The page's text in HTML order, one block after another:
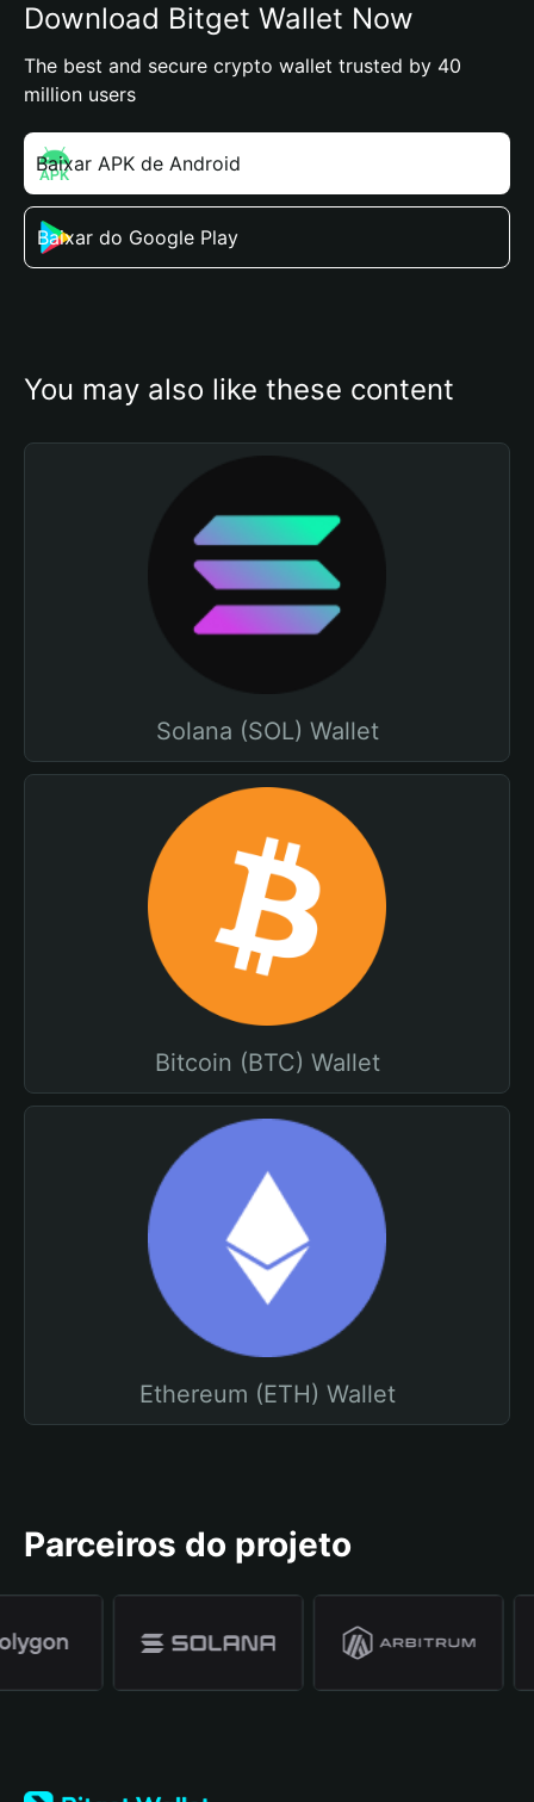
Download Bitget Wallet Now
The best and secure crypto wallet trusted by 40
million users
Baixar APK de Android
Baixar do Google Play
You may also like these content
Solana (SOL) Wallet
Bitcoin (BTC) Wallet
Ethereum (ETH) Wallet
Parceiros do projeto